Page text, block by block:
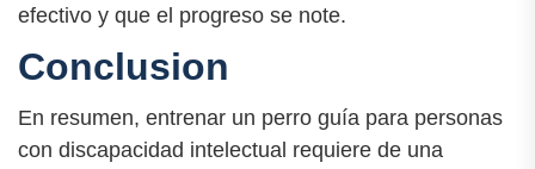
efectivo y que el progreso se note.
Conclusion
En resumen, entrenar un perro guía para personas
con discapacidad intelectual requiere de una